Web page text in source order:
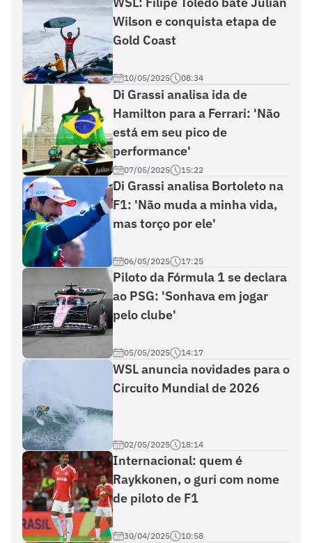
Wilson e conquista etapa de
Gold Coast
10/05/2025 08:34
Di Grassi analisa ida de
Hamilton para a Ferrari: 'Não
está em seu pico de
performance'
07/05/2025 15:22
Di Grassi analisa Bortoleto na
F1: 'Não muda a minha vida,
mas torço por ele'
06/05/2025 17:25
Piloto da Fórmula 1 se declara
ao PSG: 'Sonhava em jogar
pelo clube'
05/05/2025 14:17
WSL anuncia novidades para o
Circuito Mundial de 2026
02/05/2025 18:14
Internacional: quem é
Raykkonen, o guri com nome
de piloto de F1
30/04/2025 10:58